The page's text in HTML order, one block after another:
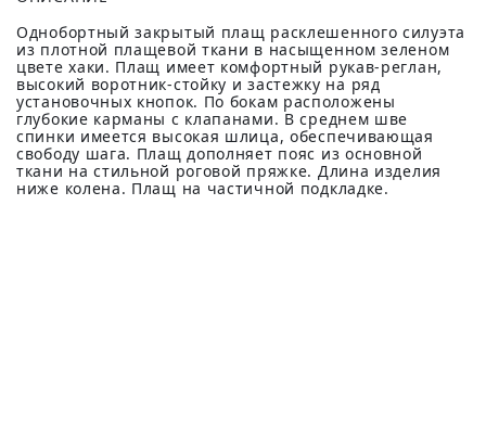
Однобортный закрытый плащ расклешенного силуэта
из плотной плащевой ткани в насыщенном зеленом
цвете хаки. Плащ имеет комфортный рукав-реглан,
высокий воротник-стойку и застежку на ряд
установочных кнопок. По бокам расположены
глубокие карманы с клапанами. В среднем шве
спинки имеется высокая шлица, обеспечивающая
свободу шага. Плащ дополняет пояс из основной
ткани на стильной роговой пряжке. Длина изделия
ниже колена. Плащ на частичной подкладке.